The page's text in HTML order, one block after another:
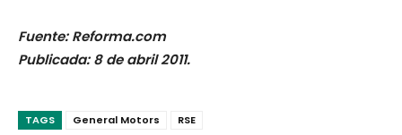
Fuente: Reforma.com
Publicada: 8 de abril 2011.
TAGS General Motors RSE